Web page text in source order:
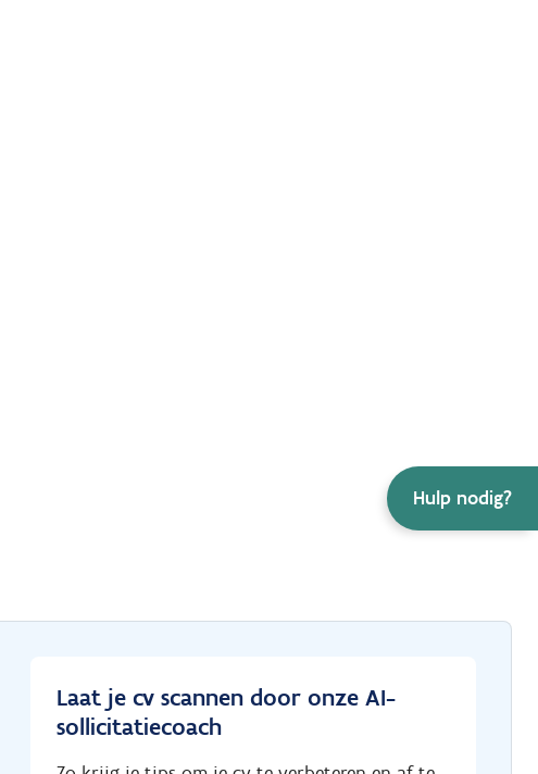
Hulp nodig?
Laat je cv scannen door onze AI-
sollicitatiecoach